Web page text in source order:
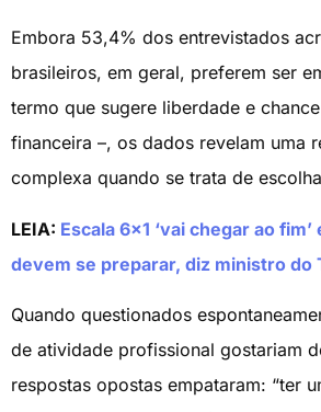
Embora 53,4% dos entrevistados
brasileiros, em geral, preferem ser
termo que sugere liberdade e
financeira –, os dados revelam uma
complexa quando se trata de
LEIA: Escala 6×1 ‘vai chegar ao
devem se preparar, diz ministro do
Quando questionados
de atividade profissional gostariam
respostas opostas empataram: “ter